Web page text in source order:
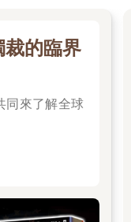
的臨界
同來了解全球